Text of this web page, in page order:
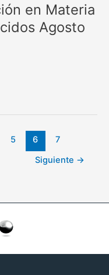
en Materia
Agosto
5 6
7
Siguiente →